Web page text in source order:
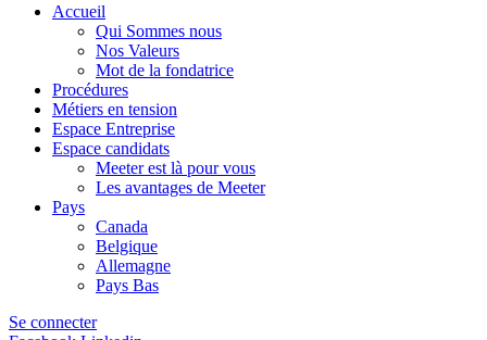
Accueil
Qui Sommes nous
Nos Valeurs
Mot de la fondatrice
Procédures
Métiers en tension
Espace Entreprise
Espace candidats
Meeter est là pour vous
Les avantages de Meeter
Pays
Canada
Belgique
Allemagne
Pays Bas
Se connecter